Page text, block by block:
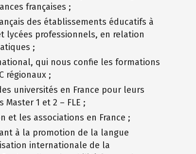
françaises ;
des établissements éducatifs à
lycées professionnels, en relation
;
qui nous confie les formations
régionaux ;
universités en France pour leurs
1 et 2 – FLE ;
et les associations en France ;
à la promotion de la langue
internationale de la